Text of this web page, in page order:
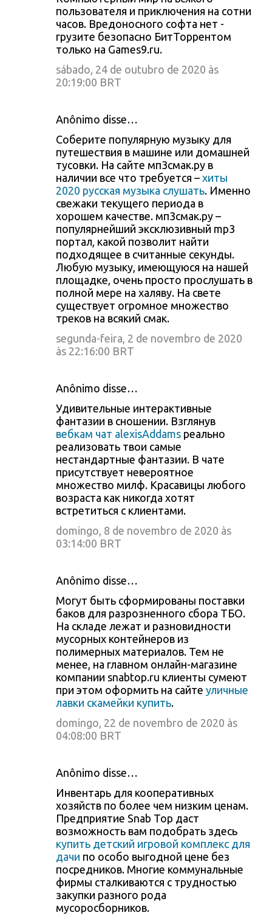
пользователя и приключения на сотни
часов. Вредоносного софта нет -
грузите безопасно БитТоррентом
только на Games9.ru.
sábado, 24 de outubro de 2020 às
20:19:00 BRT
Anônimo disse…
Соберите популярную музыку для
путешествия в машине или домашней
тусовки. На сайте мп3смак.ру в
наличии все что требуется – хиты
2020 русская музыка слушать. Именно
свежаки текущего периода в
хорошем качестве. мп3смак.ру –
популярнейший эксклюзивный mp3
портал, какой позволит найти
подходящее в считанные секунды.
Любую музыку, имеющуюся на нашей
площадке, очень просто прослушать в
полной мере на халяву. На свете
существует огромное множество
треков на всякий смак.
segunda-feira, 2 de novembro de 2020
às 22:16:00 BRT
Anônimo disse…
Удивительные интерактивные
фантазии в сношении. Взглянув
вебкам чат alexisAddams реально
реализовать твои самые
нестандартные фантазии. В чате
присутствует невероятное
множество милф. Красавицы любого
возраста как никогда хотят
встретиться с клиентами.
domingo, 8 de novembro de 2020 às
03:14:00 BRT
Anônimo disse…
Могут быть сформированы поставки
баков для разрозненного сбора ТБО.
На складе лежат и разновидности
мусорных контейнеров из
полимерных материалов. Тем не
менее, на главном онлайн-магазине
компании snabtop.ru клиенты сумеют
при этом оформить на сайте уличные
лавки скамейки купить.
domingo, 22 de novembro de 2020 às
04:08:00 BRT
Anônimo disse…
Инвентарь для кооперативных
хозяйств по более чем низким ценам.
Предприятие Snab Top даст
возможность вам подобрать здесь
купить детский игровой комплекс для
дачи по особо выгодной цене без
посредников. Многие коммунальные
фирмы сталкиваются с трудностью
закупки разного рода
мусоросборников.